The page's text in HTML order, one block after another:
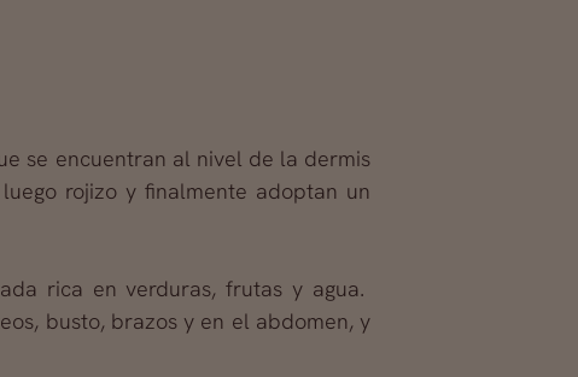
se encuentran al nivel de la dermis
rojizo y finalmente adoptan un
rica en verduras, frutas y agua.
busto, brazos y en el abdomen, y